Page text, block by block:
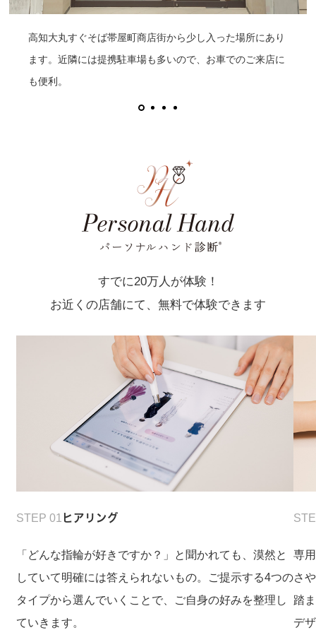
高知大丸すぐそば帯屋町商店街から少し入った場所にあり
ます。近隣には提携駐車場も多いので、お車でのご来店に
も便利。
すでに20万人が体験！
お近くの店舗にて、無料で体験できます
STEP 01 ヒアリング
「どんな指輪が好きですか？」と聞かれても、漠然と
していて明確には答えられないもの。ご提示する4つの
タイプから選んでいくことで、ご自身の好みを整理し
ていきます。
専
さ
踏
デ